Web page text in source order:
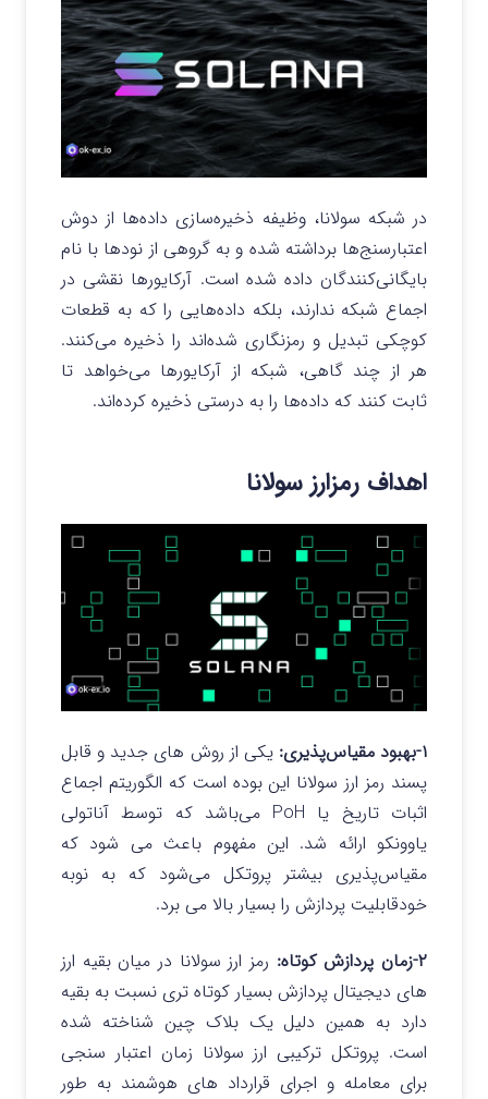
در شبکه سولانا، وظیفه ذخیره‌سازی داده‌ها از دوش
اعتبارسنج‌ها برداشته شده و به گروهی از نودها با نام
بایگانی‌کنندگان داده شده است. آرکایورها نقشی در
اجماع شبکه ندارند، بلکه داده‌هایی را که به قطعات
کوچکی تبدیل و رمزنگاری شده‌اند را ذخیره می‌کنند.
هر از چند گاهی، شبکه از آرکایورها می‌خواهد تا
ثابت کنند که داده‌ها را به درستی ذخیره کرده‌اند.
اهداف رمزارز سولانا
۱-بهبود مقیاس‌پذیری:
یکی از روش های جدید و قابل
پسند رمز ارز سولانا این بوده است که الگوریتم اجماع
اثبات تاریخ یا PoH می‌باشد که توسط آناتولی
یاوونکو ارائه شد. این مفهوم باعث می شود که
مقیاس‌پذیری بیشتر پروتکل می‌شود که به نوبه
خودقابلیت پردازش را بسیار بالا می برد.
۲-زمان پردازش کوتاه:
رمز ارز سولانا در میان بقیه ارز
های دیجیتال پردازش بسیار کوتاه تری نسبت به بقیه
دارد به همین دلیل یک بلاک چین شناخته شده
است. پروتکل ترکیبی ارز سولانا زمان اعتبار سنجی
برای معامله و اجرای قرارداد های هوشمند به طور